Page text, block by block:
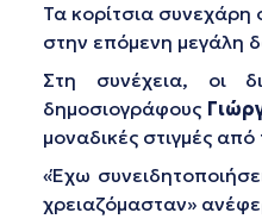
Τα κορίτσια συνεχάρη
στην επόμενη μεγάλη
Στη συνέχεια, οι
δημοσιογράφους
μοναδικές στιγμές
«Έχω
χρειαζόμασταν»